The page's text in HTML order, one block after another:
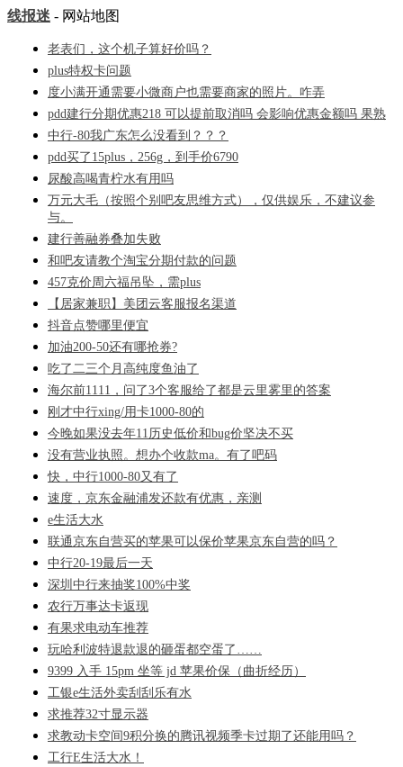
线报迷 - 网站地图
老表们，这个机子算好价吗？
plus特权卡问题
度小满开通需要小微商户也需要商家的照片。咋弄
pdd建行分期优惠218 可以提前取消吗 会影响优惠金额吗 果熟
中行-80我广东怎么没看到？？？
pdd买了15plus，256g，到手价6790
尿酸高喝青柠水有用吗
万元大毛（按照个别吧友思维方式），仅供娱乐，不建议参
与。
建行善融券叠加失败
和吧友请教个淘宝分期付款的问题
457克价周六福吊坠，需plus
【居家兼职】美团云客服报名渠道
抖音点赞哪里便宜
加油200-50还有哪抢券?
吃了二三个月高纯度鱼油了
海尔前1111，问了3个客服给了都是云里雾里的答案
刚才中行xing/用卡1000-80的
今晚如果没去年11历史低价和bug价坚决不买
没有营业执照。想办个收款ma。有了吧码
快，中行1000-80又有了
速度，京东金融浦发还款有优惠，亲测
e生活大水
联通京东自营买的苹果可以保价苹果京东自营的吗？
中行20-19最后一天
深圳中行来抽奖100%中奖
农行万事达卡返现
有果求电动车推荐
玩哈利波特退款退的砸蛋都空蛋了……
9399 入手 15pm 坐等 jd 苹果价保（曲折经历）
工银e生活外卖刮刮乐有水
求推荐32寸显示器
求教动卡空间9积分换的腾讯视频季卡过期了还能用吗？
工行E生活大水！